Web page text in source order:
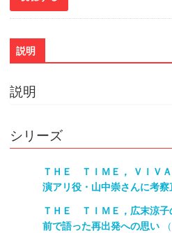
説明
説明
シリーズ
ＴＨＥ ＴＩＭＥ， ＶＩＶ
演アリ役・山中崇さんに考察
ＴＨＥ ＴＩＭＥ，広末涼子
前で語った再出発への思い（